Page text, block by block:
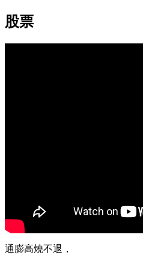
股票
通膨高燒不退，